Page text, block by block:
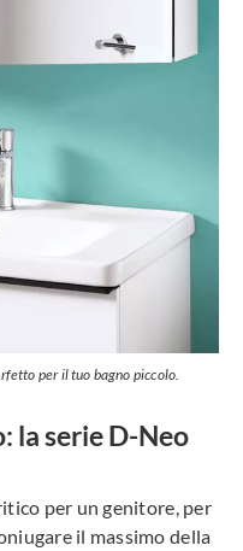
per il tuo bagno piccolo.
la serie D-Neo
per un genitore, per
il massimo della